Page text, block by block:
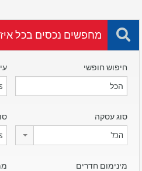
מחפשים נכסים בכל
חיפוש חופשי
סוג עסקה
הכל
מינימום חדרים